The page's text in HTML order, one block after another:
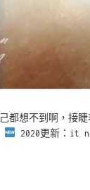
都想不到啊，接
2020更新：it